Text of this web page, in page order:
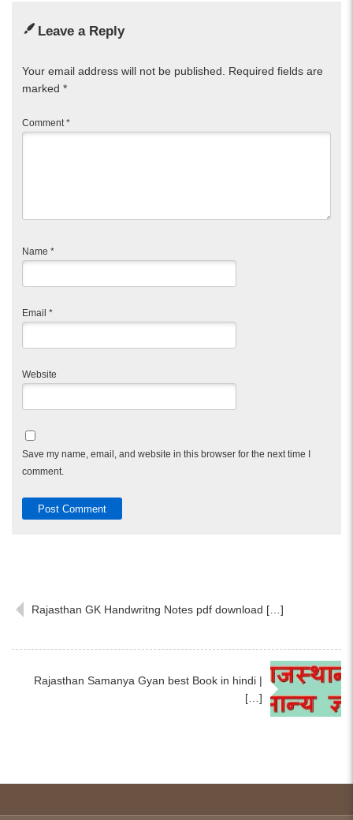
Leave a Reply
Your email address will not be published.
Required fields are
marked *
Comment*
Name *
Email *
Website
Save my name, email, and website in this browser for the next time I
comment.
Rajasthan GK Handwritng Notes pdf download […]
Rajasthan Samanya Gyan best Book in hindi |
[…]